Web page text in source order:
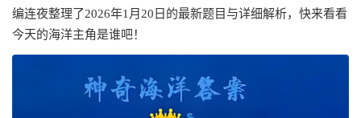
编连夜整理了2026年1月20日的最新题目与详细解析，快来看看
今天的海洋主角是谁吧！